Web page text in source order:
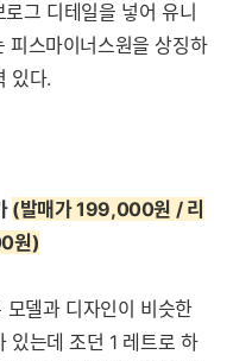
그 디테일을 넣어 유니
피스마이너스원을 상징하
있다.
(발매가 199,000원 / 리
원)
모델과 디자인이 비슷한
있는데 조던 1 레트로 하